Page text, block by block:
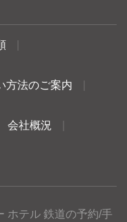
方法のご案内
会社概況
ホテル 鉄道の予約/手